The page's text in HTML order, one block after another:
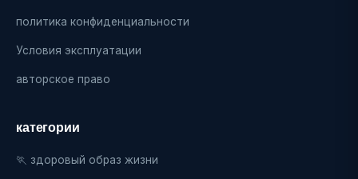
политика конфиденциальности
Условия эксплуатации
авторское право
категории
🏃 здоровый образ жизни